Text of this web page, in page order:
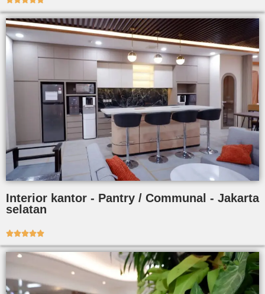
Interior kantor - Pantry / Communal - Jakarta
selatan
